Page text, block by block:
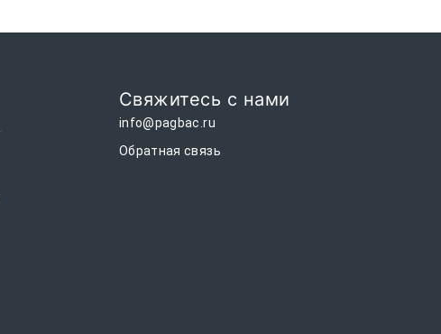
Свяжитесь с нами
info@pagbac.ru
Обратная связь